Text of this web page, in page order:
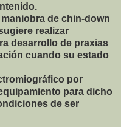
de chin-down
realizar
desarrollo de praxias
cuando su estado
por
para dicho
de ser